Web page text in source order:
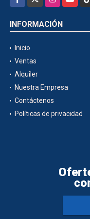
INFORMACIÓN
Inicio
Ventas
Alquiler
Nuestra Empresa
Contáctenos
Políticas de privacidad